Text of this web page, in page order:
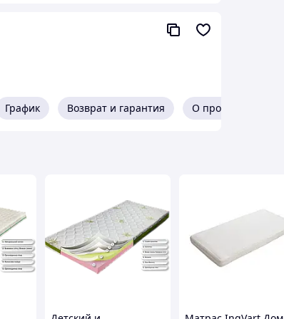
График Возврат и гарантия О продавце